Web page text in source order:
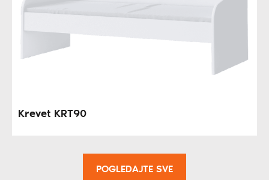
Krevet KRT90
POGLEDAJTE SVE